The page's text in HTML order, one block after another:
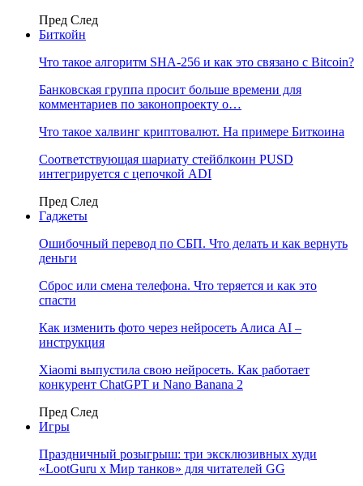
Пред След
Биткойн
Что такое алгоритм SHA-256 и как это связано с Bitcoin?
Банковская группа просит больше времени для
комментариев по законопроекту о…
Что такое халвинг криптовалют. На примере Биткоина
Соответствующая шариату стейблкоин PUSD
интегрируется с цепочкой ADI
Пред След
Гаджеты
Ошибочный перевод по СБП. Что делать и как вернуть
деньги
Сброс или смена телефона. Что теряется и как это
спасти
Как изменить фото через нейросеть Алиса AI –
инструкция
Xiaomi выпустила свою нейросеть. Как работает
конкурент ChatGPT и Nano Banana 2
Пред След
Игры
Праздничный розыгрыш: три эксклюзивных худи
«LootGuru х Мир танков» для читателей GG